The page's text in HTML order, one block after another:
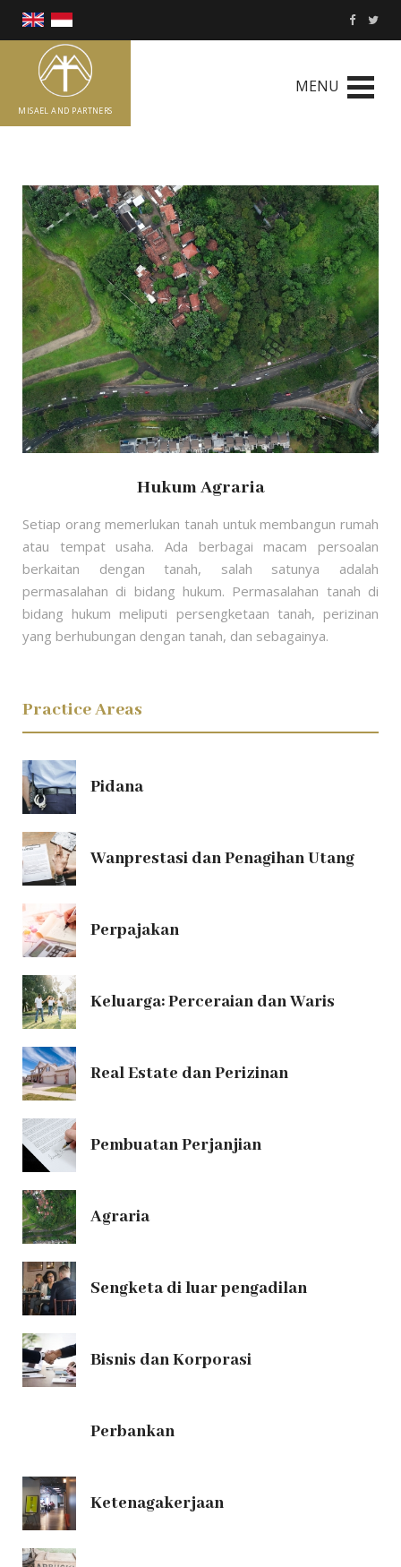
MISAEL AND PARTNERS
MENU
Hukum Agraria
Setiap orang memerlukan tanah untuk membangun rumah
atau tempat usaha. Ada berbagai macam persoalan
berkaitan dengan tanah, salah satunya adalah
permasalahan di bidang hukum. Permasalahan tanah di
bidang hukum meliputi persengketaan tanah, perizinan
yang berhubungan dengan tanah, dan sebagainya.
Practice Areas
Pidana
Wanprestasi dan Penagihan Utang
Perpajakan
Keluarga: Perceraian dan Waris
Real Estate dan Perizinan
Pembuatan Perjanjian
Agraria
Sengketa di luar pengadilan
Bisnis dan Korporasi
Perbankan
Ketenagakerjaan